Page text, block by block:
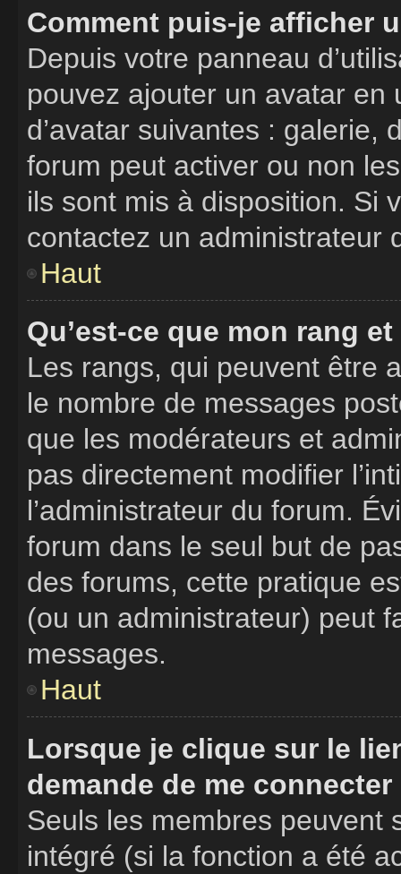
Comment puis-je afficher
Depuis votre panneau
pouvez ajouter un avatar en
d’avatar suivantes : galerie,
forum peut activer ou non
ils sont mis à disposition. Si
contactez un administrateur
Haut
Qu’est-ce que mon rang
Les rangs, qui peuvent être
le nombre de messages
que les modérateurs et
pas directement modifier
l’administrateur du forum.
forum dans le seul but de
des forums, cette pratique
(ou un administrateur) peut
messages.
Haut
Lorsque je clique sur le
demande de me connecter
Seuls les membres peuvent
intégré (si la fonction a été